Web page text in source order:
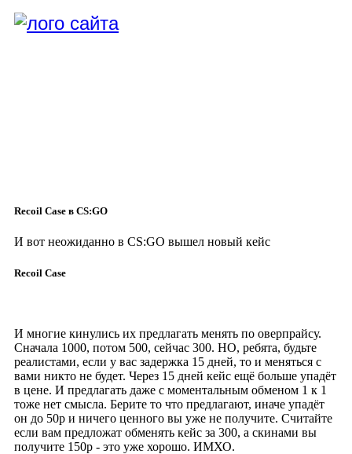
Recoil Case в CS:GO
И вот неожиданно в CS:GO вышел новый кейс
Recoil Case
И многие кинулись их предлагать менять по оверпрайсу.
Сначала 1000, потом 500, сейчас 300. НО, ребята, будьте
реалистами, если у вас задержка 15 дней, то и меняться с
вами никто не будет. Через 15 дней кейс ещё больше упадёт
в цене. И предлагать даже с моментальным обменом 1 к 1
тоже нет смысла. Берите то что предлагают, иначе упадёт
он до 50р и ничего ценного вы уже не получите. Считайте
если вам предложат обменять кейс за 300, а скинами вы
получите 150р - это уже хорошо. ИМХО.